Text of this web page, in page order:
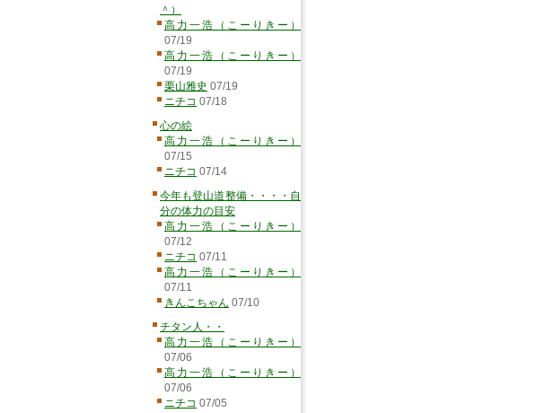
＾）
高力一浩（こーりきー）
07/19
高力一浩（こーりきー）
07/19
栗山雅史 07/19
ニチコ 07/18
心の絵
高力一浩（こーりきー）
07/15
ニチコ 07/14
今年も登山道整備・・・・自
分の体力の目安
高力一浩（こーりきー）
07/12
ニチコ 07/11
高力一浩（こーりきー）
07/11
きんこちゃん 07/10
チタン人・・
高力一浩（こーりきー）
07/06
高力一浩（こーりきー）
07/06
ニチコ 07/05